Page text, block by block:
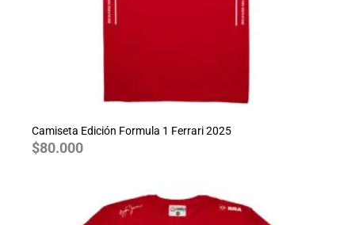
Camiseta Edición Formula 1 Ferrari 2025
$80.000